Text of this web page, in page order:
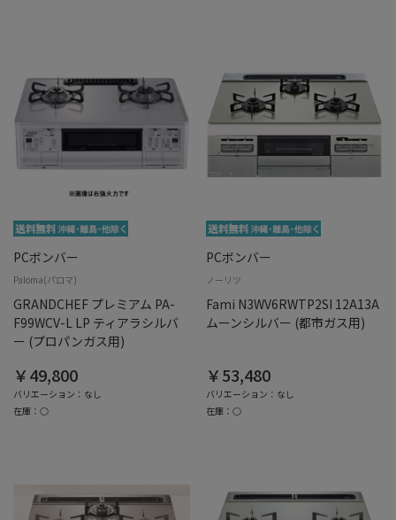
PCボンバー
Paloma(パロマ)
GRANDCHEF プレミアム PA-
F99WCV-L LP ティアラシルバ
ー (プロパンガス用)
￥49,800
バリエーション：なし
在庫：○
PCボンバー
ノーリツ
Fami N3WV6RWTP2SI 12A13A
ムーンシルバー (都市ガス用)
￥53,480
バリエーション：なし
在庫：○